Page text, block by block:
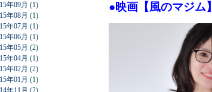
年09月 (1)
年08月 (1)
年07月 (1)
年06月 (1)
年05月 (2)
年04月 (1)
年02月 (2)
年01月 (1)
年11月 (2)
●映画【風のマジム】